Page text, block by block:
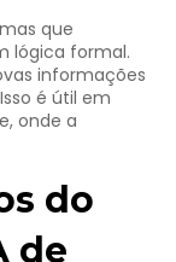
que
lógica formal.
informações
é útil em
onde a
do
de